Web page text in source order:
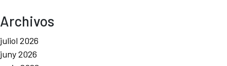
Archivos
juliol 2026
juny 2026